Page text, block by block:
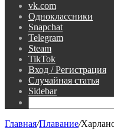
vk.com
Одноклассники
Snapchat
Telegram
Steam
TikTok
Вход / Регистрация
Случайная статья
Sidebar
Главная/Плавание/